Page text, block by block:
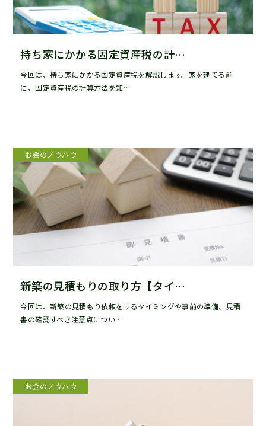
持ち家にかかる固定資産税の計…
今回は、持ち家にかかる固定資産税を解説します。家を建てる前
に、固定資産税の計算方法を知…
お金のノウハウ
新築の見積もりの取り方【タイ…
今回は、新築の見積もり依頼をするタイミングや事前の準備、見積
書の確認すべき注意点につい…
お金のノウハウ